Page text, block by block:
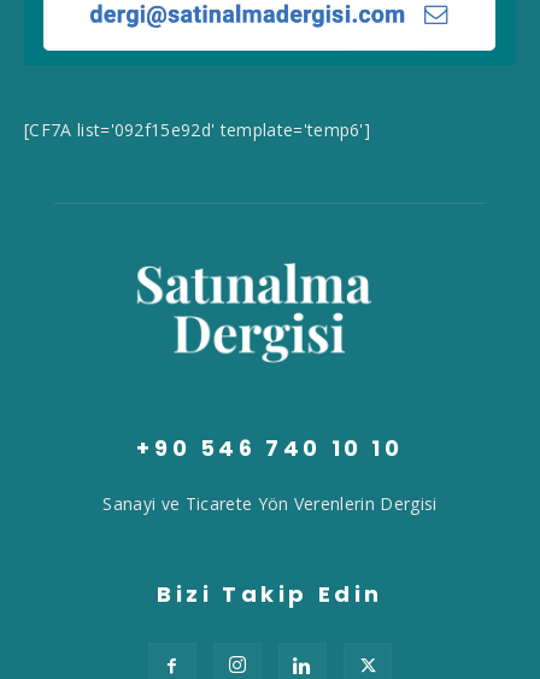
[CF7A list='092f15e92d' template='temp6']
+90 546 740 10 10
Sanayi ve Ticarete Yön Verenlerin Dergisi
Bizi Takip Edin